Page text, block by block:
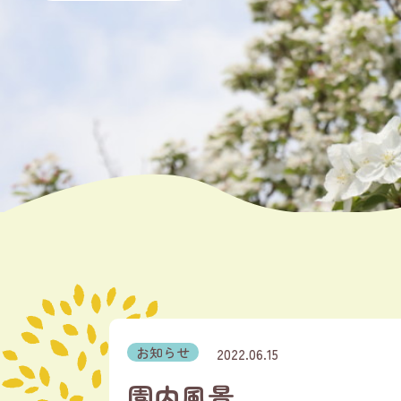
お知らせ 2022.06.15